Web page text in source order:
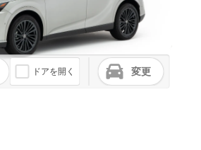
ドアを開く 変更